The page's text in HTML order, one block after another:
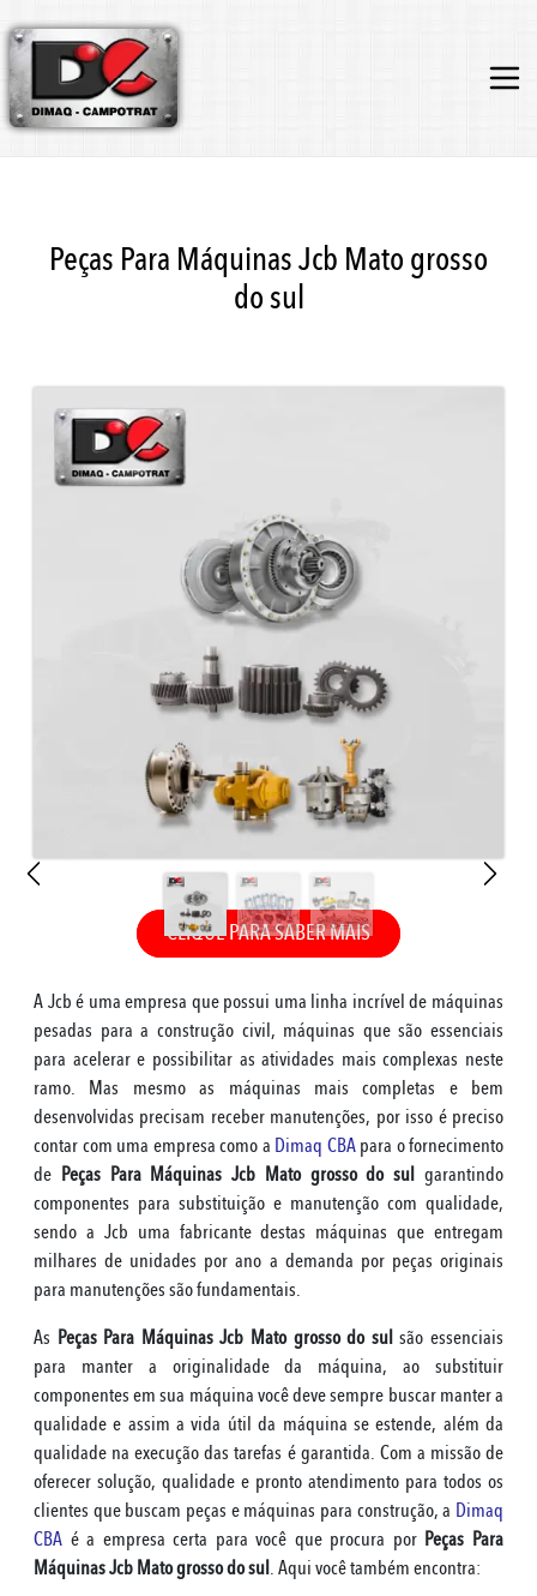
Peças Para Máquinas Jcb Mato grosso
do sul
A Jcb é uma empresa que possui uma linha incrível de máquinas
pesadas para a construção civil, máquinas que são essenciais
para acelerar e possibilitar as atividades mais complexas neste
ramo. Mas mesmo as máquinas mais completas e bem
desenvolvidas precisam receber manutenções, por isso é preciso
contar com uma empresa como a Dimaq CBApara o fornecimento
de Peças Para Máquinas Jcb Mato grosso do sul garantindo
componentes para substituição e manutenção com qualidade,
sendo a Jcb uma fabricante destas máquinas que entregam
milhares de unidades por ano a demanda por peças originais
para manutenções são fundamentais.
As Peças Para Máquinas Jcb Mato grosso do sulsão essenciais
para manter a originalidade da máquina, ao substituir
componentes em sua máquina você deve sempre buscar manter a
qualidade e assim a vida útil da máquina se estende, além da
qualidade na execução das tarefas é garantida. Com a missão de
oferecer solução, qualidade e pronto atendimento para todos os
clientes que buscam peças e máquinas para construção, a Dimaq
CBA é a empresa certa para você que procura por Peças Para
Máquinas Jcb Mato grosso do sul. Aqui você também encontra:
CLIQUE PARA SABER MAIS